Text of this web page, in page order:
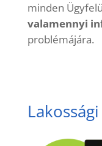
minden
valamennyi
problémájára.